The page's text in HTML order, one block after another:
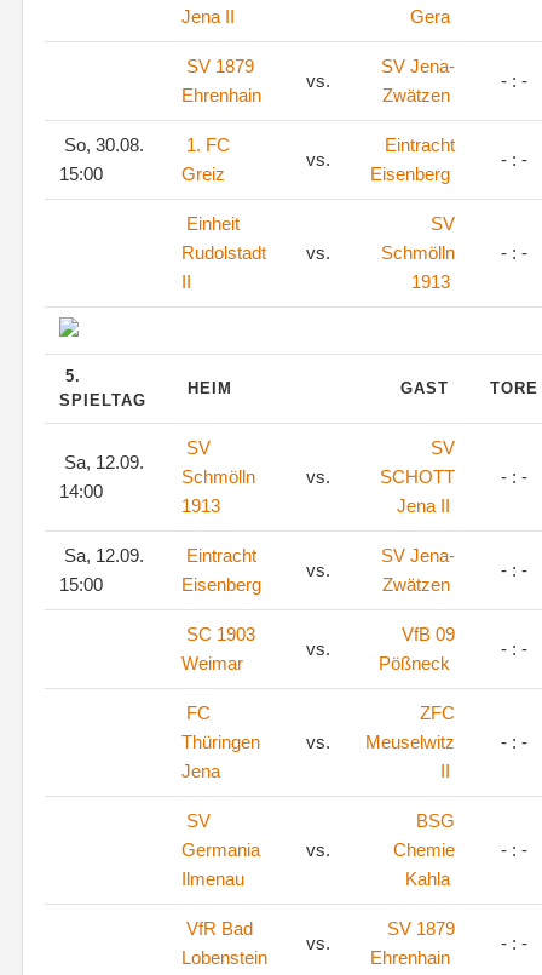
Jena II Gera
SV 1879
Ehrenhain
vs.
SV Jena-
Zwätzen
- : -
So, 30.08.
15:00
1. FC
Greiz
vs.
Eintracht
Eisenberg
- : -
Einheit
Rudolstadt
II
vs.
SV
Schmölln
1913
- : -
5.
SPIELTAG
HEIM GAST
Sa, 12.09.
14:00
SV
Schmölln
1913
vs.
SV
SCHOTT
Jena II
- : -
Sa, 12.09.
15:00
Eintracht
Eisenberg
vs.
SV Jena-
Zwätzen
- : -
SC 1903
Weimar
vs.
VfB 09
Pößneck
- : -
FC
Thüringen
Jena
vs.
ZFC
Meuselwitz
II
- : -
SV
Germania
Ilmenau
vs.
BSG
Chemie
Kahla
- : -
VfR Bad
Lobenstein
vs.
SV 1879
Ehrenhain
- : -